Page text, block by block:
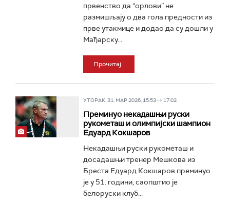
првенство да “орлови” не
размишљају о два гола предности из
прве утакмице и додао да су дошли у
Мађарску...
Прочитај
УТОРАК, 31. МАР 2026, 15:53 -> 17:02
Преминуо некадашњи руски
рукометаш и олимпијски шампион
Едуард Кокшаров
Некадашњи руски рукометаш и
досадашњи тренер Мешкова из
Бреста Едуард Кокшаров преминуо
је у 51. години, саопштио је
белоруски клуб...